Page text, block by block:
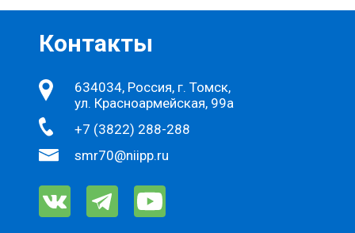
634034, Россия, г. Томск,
ул. Красноармейская, 99а
+7 (3822) 288-288
smr70@niipp.ru
Контакты